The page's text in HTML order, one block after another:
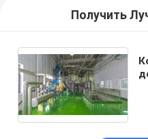
Получить